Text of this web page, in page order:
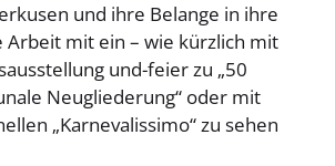
und ihre Belange in ihre
Arbeit mit ein – wie kürzlich mit
und-feier zu „50
Neugliederung“ oder mit
„Karnevalissimo“ zu sehen